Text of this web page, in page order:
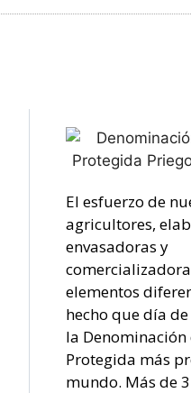
El esfuerzo de
agricultores,
envasadoras y
elementos
hecho que día
la Denominación
Protegida más
mundo. Más de